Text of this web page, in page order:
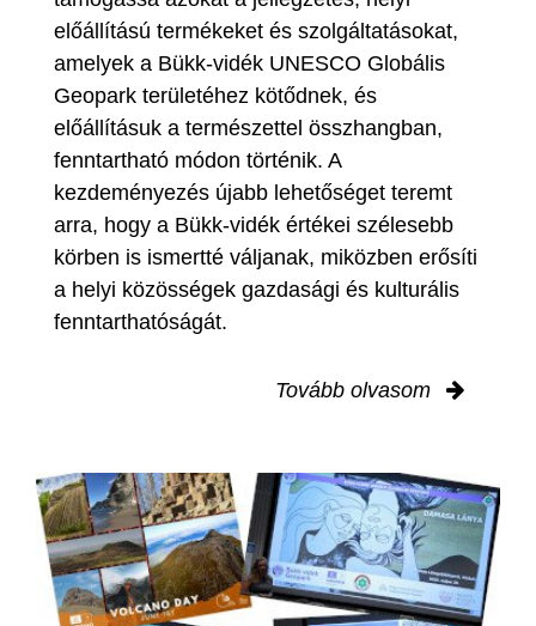
előállítású termékeket és szolgáltatásokat,
amelyek a Bükk-vidék UNESCO Globális
Geopark területéhez kötődnek, és
előállításuk a természettel összhangban,
fenntartható módon történik. A
kezdeményezés újabb lehetőséget teremt
arra, hogy a Bükk-vidék értékei szélesebb
körben is ismertté váljanak, miközben erősíti
a helyi közösségek gazdasági és kulturális
fenntarthatóságát.
Tovább olvasom